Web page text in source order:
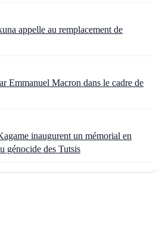
appelle au remplacement de
Emmanuel Macron dans le cadre de
inaugurent un mémorial en
génocide des Tutsis